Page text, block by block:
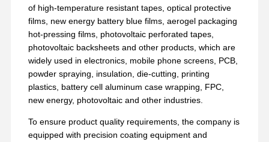
of high-temperature resistant tapes, optical protective
films, new energy battery blue films, aerogel packaging
hot-pressing films, photovoltaic perforated tapes,
photovoltaic backsheets and other products, which are
widely used in electronics, mobile phone screens, PCB,
powder spraying, insulation, die-cutting, printing
plastics, battery cell aluminum case wrapping, FPC,
new energy, photovoltaic and other industries.
To ensure product quality requirements, the company is
equipped with precision coating equipment and